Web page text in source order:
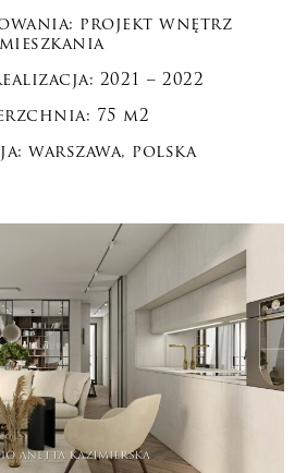
projekt wnętrz
mieszkania
2021 – 2022
75 m2
warszawa, polska